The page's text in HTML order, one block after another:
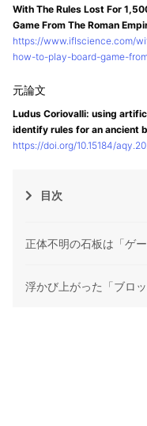
With The Rules Lost For
Game From The Roman
https://www.iflscience.com/
how-to-play-board-game-
Ludus Coriovalli: using
identify rules for an ancient
https://doi.org/10.15184/
目次
正体不明の石板は「ゲ
浮かび上がった「ブロ